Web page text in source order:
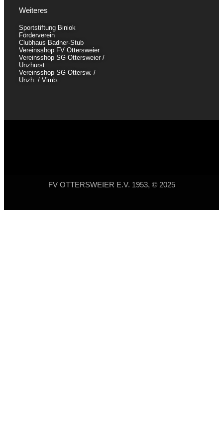
Weiteres
Sportstiftung Biniok
Förderverein
Clubhaus Badner-Stub
Vereinsshop FV Ottersweier
Vereinsshop SG Ottersweier /
Unzhurst
Vereinsshop SG Ottersw. /
Unzh. / Vimb.
FV OTTERSWEIER E.V. 1953, © 2025